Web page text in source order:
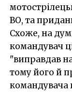
ВО, та
Схоже, на
командувач
"виправдав
тому його й
командувача